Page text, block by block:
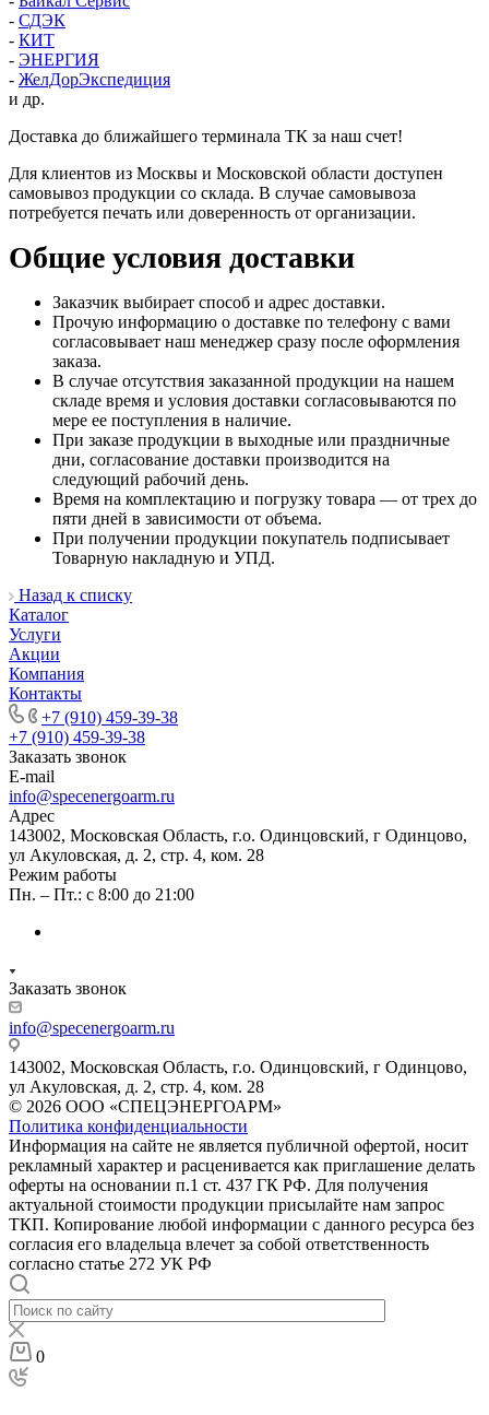
- СДЭК
- КИТ
- ЭНЕРГИЯ
- ЖелДорЭкспедиция
и др.
Доставка до ближайшего терминала ТК за наш счет!
Для клиентов из Москвы и Московской области доступен
самовывоз продукции со склада. В случае самовывоза
потребуется печать или доверенность от организации.
Общие условия доставки
Заказчик выбирает способ и адрес доставки.
Прочую информацию о доставке по телефону с вами
согласовывает наш менеджер сразу после оформления
заказа.
В случае отсутствия заказанной продукции на нашем
складе время и условия доставки согласовываются по
мере ее поступления в наличие.
При заказе продукции в выходные или праздничные
дни, согласование доставки производится на
следующий рабочий день.
Время на комплектацию и погрузку товара — от трех до
пяти дней в зависимости от объема.
При получении продукции покупатель подписывает
Товарную накладную и УПД.
Назад к списку
Каталог
Услуги
Акции
Компания
Контакты
+7 (910) 459-39-38
+7 (910) 459-39-38
Заказать звонок
E-mail
info@specenergoarm.ru
Адрес
143002, Московская Область, г.о. Одинцовский, г Одинцово,
ул Акуловская, д. 2, стр. 4, ком. 28
Режим работы
Пн. – Пт.: с 8:00 до 21:00
Заказать звонок
info@specenergoarm.ru
143002, Московская Область, г.о. Одинцовский, г Одинцово,
ул Акуловская, д. 2, стр. 4, ком. 28
© 2026 ООО «СПЕЦЭНЕРГОАРМ»
Политика конфиденциальности
Информация на сайте не является публичной офертой, носит
рекламный характер и расценивается как приглашение делать
оферты на основании п.1 ст. 437 ГК РФ. Для получения
актуальной стоимости продукции присылайте нам запрос
ТКП. Копирование любой информации с данного ресурса без
согласия его владельца влечет за собой ответственность
согласно статье 272 УК РФ
0